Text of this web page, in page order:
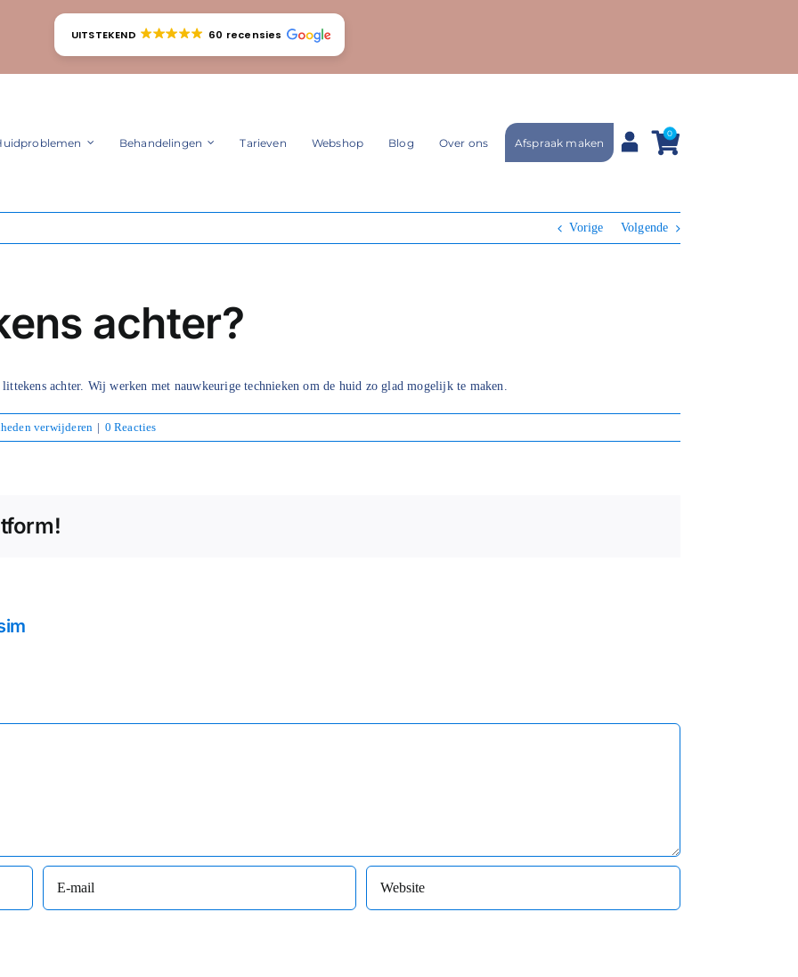
UITSTEKEND 60 recensies
Behandelingen Tarieven Webshop Blog Over ons Afspraak maken
0
Vorige Volgende
achter?
achter. Wij werken met nauwkeurige technieken om de huid zo glad mogelijk te maken.
verwijderen | 0 Reacties